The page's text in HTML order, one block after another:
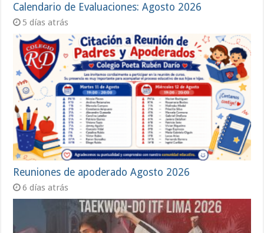
Calendario de Evaluaciones: Agosto 2026
5 días atrás
Reuniones de apoderado Agosto 2026
6 días atrás